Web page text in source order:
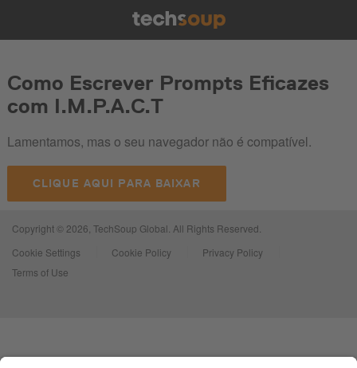
Como Escrever Prompts Eficazes
com I.M.P.A.C.T
Lamentamos, mas o seu navegador não é compatível.
CLIQUE AQUI PARA BAIXAR
Copyright © 2026, TechSoup Global. All Rights Reserved.
Cookie Settings
Cookie Policy
Privacy Policy
Terms of Use